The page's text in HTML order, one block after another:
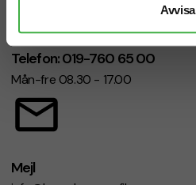
Avvisa
Telefon: 019-760 65 00
Mån-fre 08.30 - 17.00
Mejl